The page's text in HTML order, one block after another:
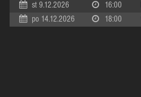
st 9.12.2026 16:00
po 14.12.2026 18:00